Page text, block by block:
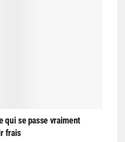
qui se passe vraiment
frais